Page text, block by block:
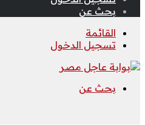
بحث عن
القائمة
تسجيل الدخول
بحث عن